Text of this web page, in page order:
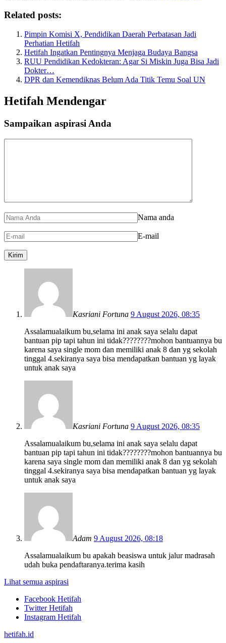
Related posts:
Pimpin Komisi X, Pendidikan Daerah Perbatasan Jadi
Perhatian Hetifah
Hetifah Ingatkan Pentingnya Menjaga Budaya Bangsa
RUU Pendidikan Kedokteran: Agar Si Miskin Juga Bisa Jadi
Dokter…
DPR dan Kemendiknas Belum Ada Titik Temu Soal UN
Hetifah Mendengar
Sampaikan aspirasi Anda
Nama anda
E-mail
Kasriani Fortuna 9 August 2026, 08:35
Assalamualaikum bu,selama ini anak saya selalu dapat
bantuan pip tapi tahun ini tidak????????mohon bantuannya bu
karena saya single mom dan memiliki anak 8 dan yg sekolah
tinggal 4.sekiranya saya bisa mendapatkan bantuan yg layak
untuk anak saya
Kasriani Fortuna 9 August 2026, 08:35
Assalamualaikum bu,selama ini anak saya selalu dapat
bantuan pip tapi tahun ini tidak????????mohon bantuannya bu
karena saya single mom dan memiliki anak 8 dan yg sekolah
tinggal 4.sekiranya saya bisa mendapatkan bantuan yg layak
untuk anak saya
Adam 9 August 2026, 08:18
Assalamualaikum bu apakah beasiswa untuk jalur madrasah
udah buka pendaftaranya.terima kasih
Lihat semua aspirasi
Facebook Hetifah
Twitter Hetifah
Instagram Hetifah
hetifah.id